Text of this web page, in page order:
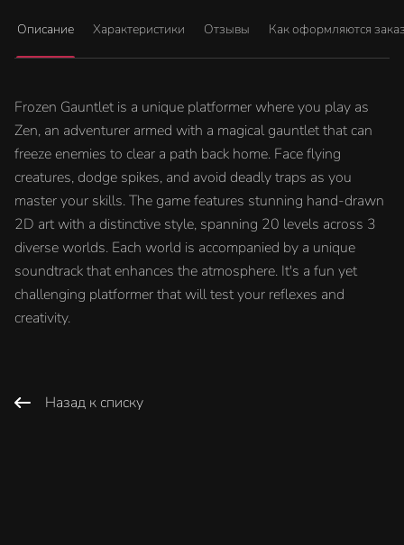
Описание Характеристики Отзывы Как оформляются
Frozen Gauntlet is a unique platformer where you play as
Zen, an adventurer armed with a magical gauntlet that can
freeze enemies to clear a path back home. Face flying
creatures, dodge spikes, and avoid deadly traps as you
master your skills. The game features stunning hand-drawn
2D art with a distinctive style, spanning 20 levels across 3
diverse worlds. Each world is accompanied by a unique
soundtrack that enhances the atmosphere. It's a fun yet
challenging platformer that will test your reflexes and
creativity.
Назад к списку